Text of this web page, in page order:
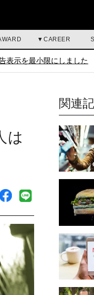
CAREER
表示を最小限にしました
は
関連